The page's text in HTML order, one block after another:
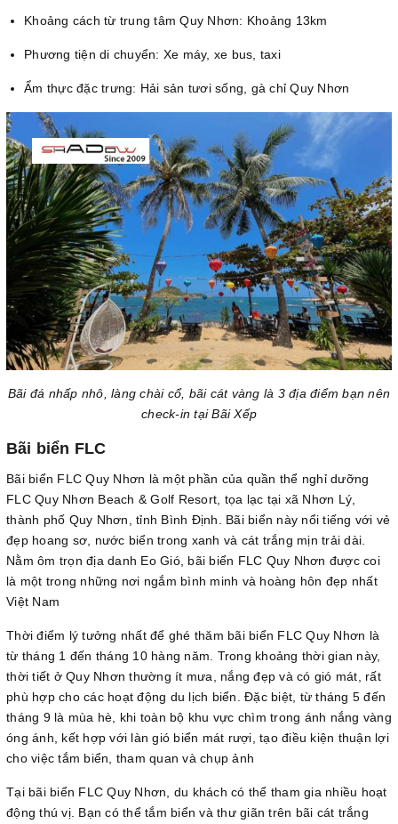
Khoảng cách từ trung tâm Quy Nhơn: Khoảng 13km
Phương tiện di chuyển: Xe máy, xe bus, taxi
Ẩm thực đặc trưng: Hải sản tươi sống, gà chỉ Quy Nhơn
Bãi đá nhấp nhô, làng chài cổ, bãi cát vàng là 3 địa điểm bạn nên
check-in tại Bãi Xếp
Bãi biển FLC
Bãi biển FLC Quy Nhơn là một phần của quần thể nghỉ dưỡng
FLC Quy Nhơn Beach & Golf Resort, tọa lạc tại xã Nhơn Lý,
thành phố Quy Nhơn, tỉnh Bình Định. Bãi biển này nổi tiếng với vẻ
đẹp hoang sơ, nước biển trong xanh và cát trắng mịn trải dài.
Nằm ôm trọn địa danh Eo Gió, bãi biển FLC Quy Nhơn được coi
là một trong những nơi ngắm bình minh và hoàng hôn đẹp nhất
Việt Nam
Thời điểm lý tưởng nhất để ghé thăm bãi biển FLC Quy Nhơn là
từ tháng 1 đến tháng 10 hàng năm. Trong khoảng thời gian này,
thời tiết ở Quy Nhơn thường ít mưa, nắng đẹp và có gió mát, rất
phù hợp cho các hoạt động du lịch biển. Đặc biệt, từ tháng 5 đến
tháng 9 là mùa hè, khi toàn bộ khu vực chìm trong ánh nắng vàng
óng ánh, kết hợp với làn gió biển mát rượi, tạo điều kiện thuận lợi
cho việc tắm biển, tham quan và chụp ảnh
Tại bãi biển FLC Quy Nhơn, du khách có thể tham gia nhiều hoạt
động thú vị. Bạn có thể tắm biển và thư giãn trên bãi cát trắng